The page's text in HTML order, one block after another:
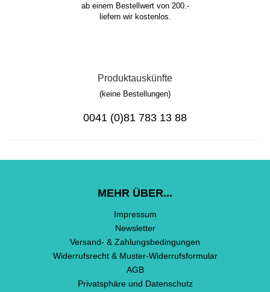
ab einem Bestellwert von 200.-
liefern wir kostenlos.
Produktauskünfte
(keine Bestellungen)
0041 (0)81 783 13 88
MEHR ÜBER...
Impressum
Newsletter
Versand- & Zahlungsbedingungen
Widerrufsrecht & Muster-Widerrufsformular
AGB
Privatsphäre und Datenschutz